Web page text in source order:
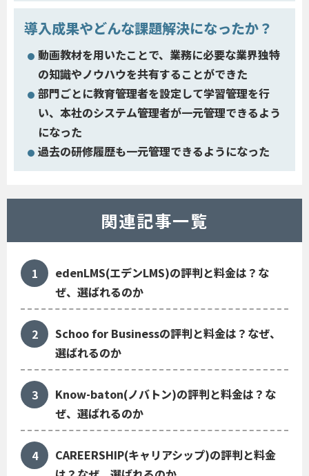
導入成果やどんな課題解決になったか？
動画教材を用いたことで、業務に必要な業界独特
の知識やノウハウを共有することができた
部門ごとに教育管理者を設定して学習管理を行
い、本社のシステム管理者が一元管理できるよう
になった
過去の研修履歴も一元管理できるようになった
関連記事一覧
edenLMS(エデンLMS)の評判と料金は？な
ぜ、選ばれるのか
Schoo for Businessの評判と料金は？なぜ、
選ばれるのか
Know-baton(ノバトン)の評判と料金は？な
ぜ、選ばれるのか
CAREERSHIP(キャリアシップ)の評判と料金